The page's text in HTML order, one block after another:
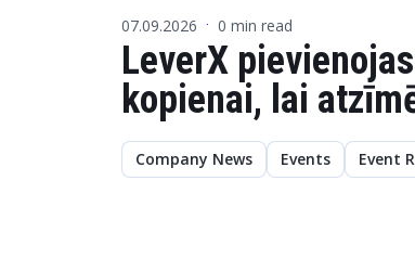
07.09.2026 · 0 min read
LeverX
kopienai, lai
Company News Events Event